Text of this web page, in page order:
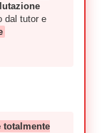
dal tutor e
totalmente